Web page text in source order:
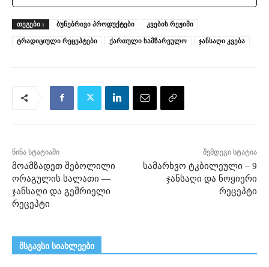
ᲗᲔᲒᲔᲑᲘ : ბუნებრივი პროდუქტები კვების რეჟიმი
ტრადიციული რეცეპტები ქართული სამზარეულო ჯანსაღი კვება
წინა სტატიაში
მოამზადეთ შებოლილი
ორაგულის სალათი —
ჯანსაღი და გემრიელი
რეცეპტი
შემდეგი სტატია
სამარხვო ტკბილეული – 9
ჯანსაღი და ნოყიერი
რეცეპტი
მსგავსი სიახლეები